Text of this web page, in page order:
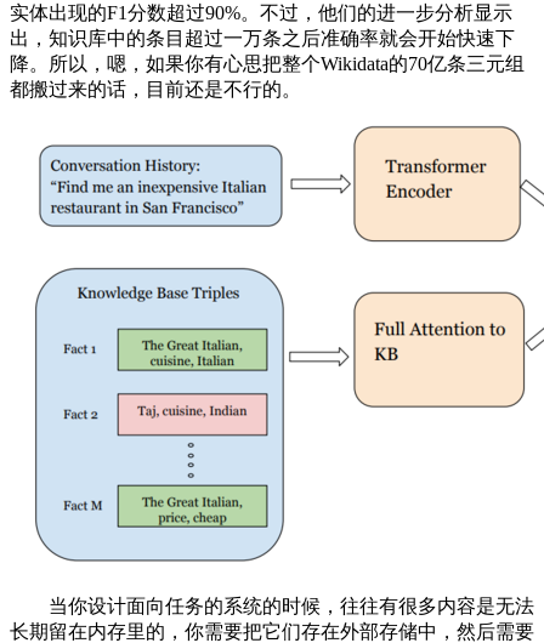
实体出现的F1分数超过90%。不过，他们的进一步分析显示
出，知识库中的条目超过一万条之后准确率就会开始快速下
降。所以，嗯，如果你有心思把整个Wikidata的70亿条三元组
都搬过来的话，目前还是不行的。
当你设计面向任务的系统的时候，往往有很多内容是无法
长期留在内存里的，你需要把它们存在外部存储中，然后需要